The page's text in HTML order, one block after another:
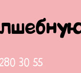
30 55